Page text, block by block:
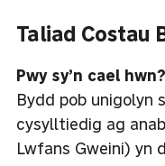
Taliad Costau
Pwy sy’n cael hwn?
Bydd pob unigolyn
cysylltiedig ag
Lwfans Gweini) yn